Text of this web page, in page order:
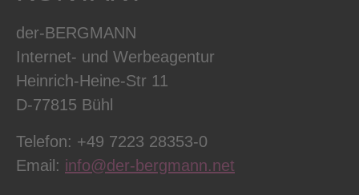
der-BERGMANN
Internet- und Werbeagentur
Heinrich-Heine-Str 11
D-77815 Bühl
Telefon: +49 7223 28353-0
Email: info@der-bergmann.net